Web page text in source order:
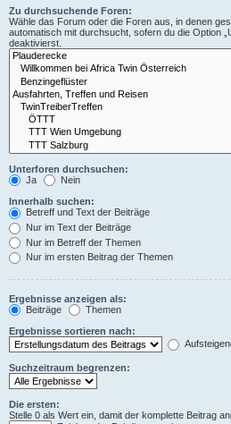
Zu durchsuchende Foren:
Wähle das Forum oder die Foren aus, in denen
automatisch mit durchsucht, sofern du die Option
deaktivierst.
Unterforen durchsuchen:
Ja
Nein
Innerhalb suchen:
Betreff und Text der Beiträge
Nur im Text der Beiträge
Nur im Betreff der Themen
Nur im ersten Beitrag der Themen
Ergebnisse anzeigen als:
Beiträge
Themen
Ergebnisse sortieren nach:
Suchzeitraum begrenzen:
Die ersten:
Stelle 0 als Wert ein, damit der komplette Beitrag